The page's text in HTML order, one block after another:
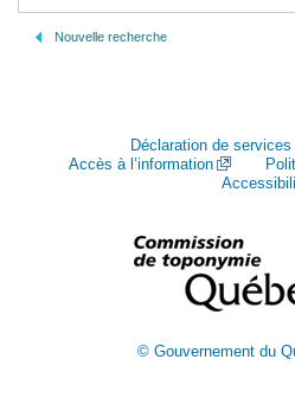
Nouvelle recherche
Déclaration de
Accès à l’information
© Gouvernement du